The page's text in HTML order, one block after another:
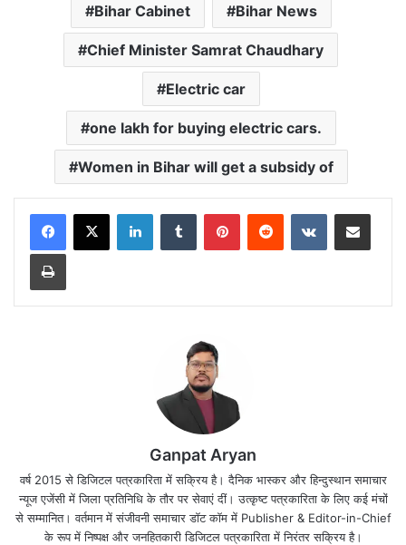
Bihar Cabinet Bihar News
Chief Minister Samrat Chaudhary
Electric car
one lakh for buying electric cars.
Women in Bihar will get a subsidy of
LinkedInTumblr PinterestReddit VKontakteShare via Email
Print
Ganpat Aryan
वर्ष 2015 से डिजिटल पत्रकारिता में सक्रिय है। दैनिक भास्कर और हिन्दुस्थान समाचार
न्यूज एजेंसी में जिला प्रतिनिधि के तौर पर सेवाएं दीं। उत्कृष्ट पत्रकारिता के लिए कई मंचों
से सम्मानित। वर्तमान में संजीवनी समाचार डॉट कॉम में Publisher & Editor-in-Chief
के रूप में निष्पक्ष और जनहितकारी डिजिटल पत्रकारिता में निरंतर सक्रिय है।